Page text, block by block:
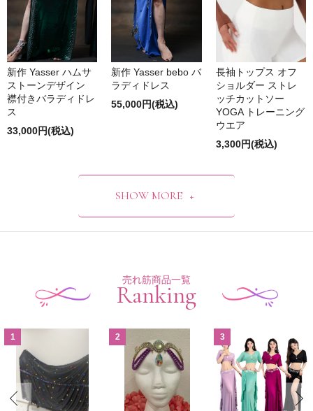
新作 Yasser ハムサ
ストーンデザイン
襟付きバラディドレ
ス
33,000円(税込)
新作 Yasser bebo バ
ラディドレス
55,000円(税込)
長袖トップス オフ
ショルダー ストレ
ッチカットソー
YOGA トレーニング
ウエア
3,300円(税込)
SHOW MORE
売れ筋商品一覧
Ranking
1 2 3